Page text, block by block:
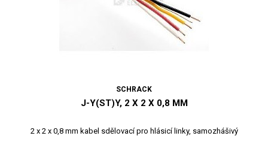
SCHRACK
J-Y(ST)Y, 2 X 2 X 0,8 MM
2 x 2 x 0,8 mm kabel sdělovací pro hlásicí linky, samozhášivý